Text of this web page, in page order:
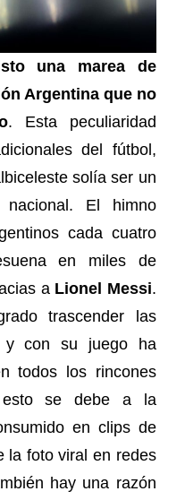
una marea de
Argentina que no
. Esta peculiaridad
del fútbol,
solía ser un
nacional. El himno
cada cuatro
en miles de
a Lionel Messi.
trascender las
y con su juego ha
todos los rincones
se debe a la
en clips de
la foto viral en redes
hay una razón